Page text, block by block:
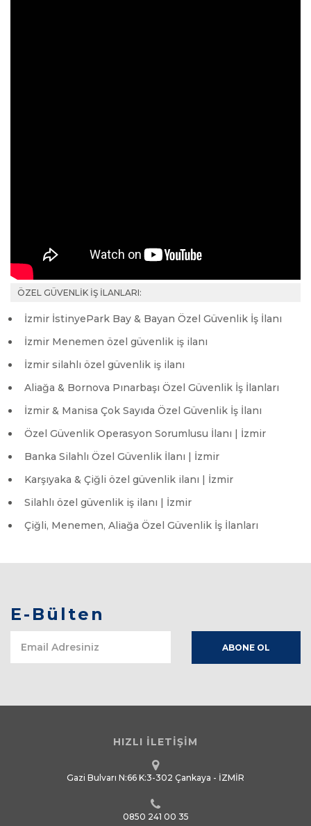
ÖZEL GÜVENLİK İŞ İLANLARI:
İzmir İstinyePark Bay & Bayan Özel Güvenlik İş İlanı
İzmir Menemen özel güvenlik iş ilanı
İzmir silahlı özel güvenlik iş ilanı
Aliağa & Bornova Pınarbaşı Özel Güvenlik İş İlanları
İzmir & Manisa Çok Sayıda Özel Güvenlik İş İlanı
Özel Güvenlik Operasyon Sorumlusu İlanı | İzmir
Banka Silahlı Özel Güvenlik İlanı | İzmir
Karşıyaka & Çiğli özel güvenlik ilanı | İzmir
Silahlı özel güvenlik iş ilanı | İzmir
Çiğli, Menemen, Aliağa Özel Güvenlik İş İlanları
E-Bülten
HIZLI İLETİŞİM
Gazi Bulvarı N:66 K:3-302 Çankaya - İZMİR
0850 241 00 35